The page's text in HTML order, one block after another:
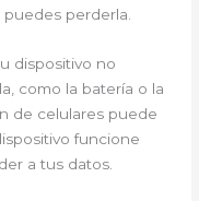
perderla.
dispositivo no
como la batería o la
de celulares puede
funcione
a tus datos.